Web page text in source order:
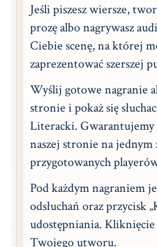
Jeśli piszesz wiersze,
prozę albo nagrywasz
Ciebie scenę, na której
zaprezentować szerszej
Wyślij gotowe nagranie
stronie i pokaż się
Literacki.
naszej stronie na jednym
przygotowanych
Pod każdym nagraniem
odsłuchań oraz przycisk
udostępniania.
Twojego utworu.